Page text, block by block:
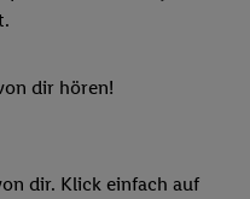
dir hören!
dir. Klick einfach auf